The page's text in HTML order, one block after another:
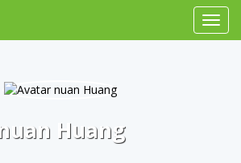
nuan Huang